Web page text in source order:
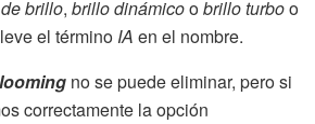
brillo, brillo dinámicoobrillo turboo
el término IA en el nombre.
no se puede eliminar, pero si
correctamente la opción